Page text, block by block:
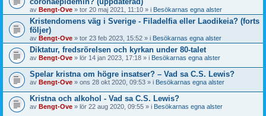
av Bengt-Ove » tor 20 maj 2021, 11:10 » i Besökarnas egna alster
Kristendomens väg i Sverige - Filadelfia eller Laodikeia? (forts
följer)
av Bengt-Ove » tor 23 feb 2023, 15:52 » i Besökarnas egna alster
Diktatur, fredsrörelsen och kyrkan under 80-talet
av Bengt-Ove » lör 14 jan 2023, 17:18 » i Besökarnas egna alster
Spelar kristna om högre insatser? – Vad sa C.S. Lewis?
av Bengt-Ove » ons 28 okt 2020, 09:53 » i Besökarnas egna alster
Kristna och alkohol - Vad sa C.S. Lewis?
av Bengt-Ove » lör 22 aug 2020, 09:55 » i Besökarnas egna alster